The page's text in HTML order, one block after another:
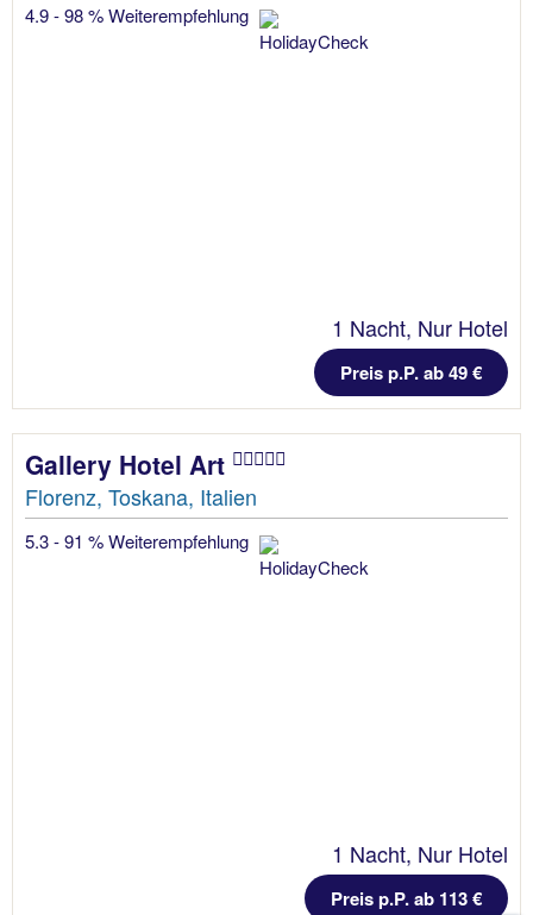
4.9 - 98 % Weiterempfehlung
1 Nacht, Nur Hotel
Preis p.P. ab 49 €
Gallery Hotel Art
Florenz, Toskana, Italien
5.3 - 91 % Weiterempfehlung
1 Nacht, Nur Hotel
Preis p.P. ab 113 €